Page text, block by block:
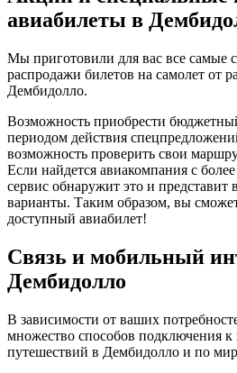
авиабилеты в
Мы приготовили для вас все самые
распродажи билетов на самолет от
Дембидолло.
Возможность приобрести
периодом действия
возможность проверить свои
Если найдется авиакомпания с
сервис обнаружит это и представит
варианты. Таким образом, вы
доступный авиабилет!
Связь и мобильный
Дембидолло
В зависимости от ваших
множество способов подключения к
путешествий в Дембидолло и по